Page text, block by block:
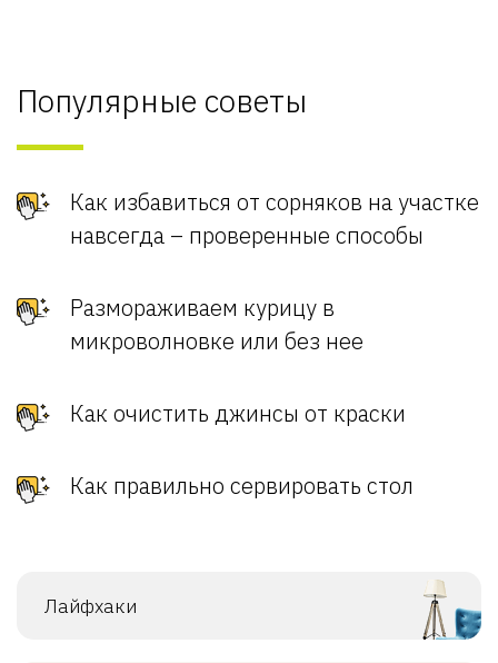
Популярные советы
Как избавиться от сорняков на участке
навсегда – проверенные способы
Размораживаем курицу в
микроволновке или без нее
Как очистить джинсы от краски
Как правильно сервировать стол
Лайфхаки